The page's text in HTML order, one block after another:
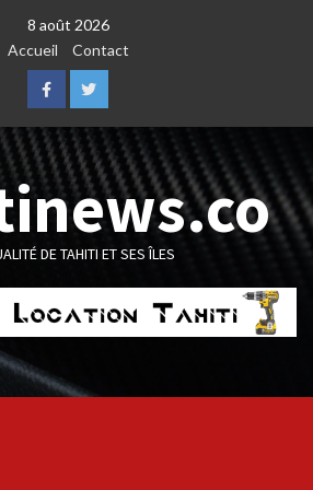
8 août 2026
Accueil
Contact
FacebookTwitter
DE TAHITI ET SES ÎLES